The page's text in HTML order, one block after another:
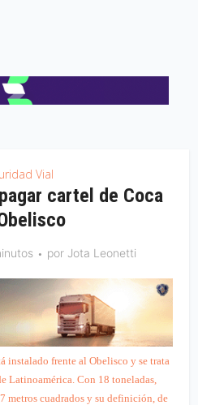
Vial
cartel de Coca
por Jota Leonetti
instalado frente al Obelisco y se trata
Latinoamérica. Con 18 toneladas,
metros cuadrados y su definición, de